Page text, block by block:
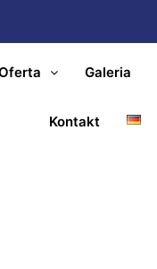
Galeria
Kontakt